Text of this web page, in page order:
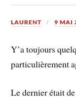
LAURENT 9 MAI
Y’a toujours
particulièrement
Le dernier était